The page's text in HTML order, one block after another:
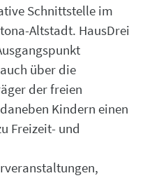
Schnittstelle im
Altstadt. HausDrei
über die
der freien
Kindern einen
Freizeit- und